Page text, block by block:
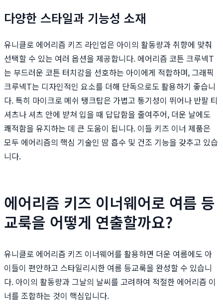
다양한 스타일과 기능성 소재
유니클로 에어리즘 키즈 라인업은 아이의 활동량과 취향에 맞춰
선택할 수 있는 여러 옵션을 제공합니다. 에어리즘 코튼 크루넥T
는 부드러운 코튼 터치감을 선호하는 아이에게 적합하며, 그래픽
크루넥T는 디자인적인 요소를 더해 단독으로도 활용하기 좋습니
다. 특히 마이크로 메쉬 탱크탑은 가볍고 통기성이 뛰어나 반팔 티
셔츠나 셔츠 안에 받쳐 입을 때 답답함을 줄여주어, 더운 날에도
쾌적함을 유지하는 데 큰 도움이 됩니다. 이들 키즈 이너 제품은
모두 에어리즘의 핵심 기술인 땀 흡수 및 건조 기능을 갖추고 있습
니다.
에어리즘 키즈 이너웨어로 여름 등
교룩을 어떻게 연출할까요?
유니클로 에어리즘 키즈 이너웨어를 활용하면 더운 여름에도 아
이들이 편안하고 스타일리시한 여름 등교룩을 완성할 수 있습니
다. 아이의 활동량과 그날의 날씨를 고려하여 적절한 에어리즘 이
너를 조합하는 것이 핵심입니다.